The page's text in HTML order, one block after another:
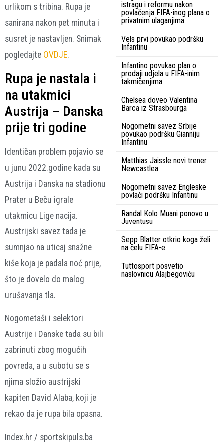
urlikom s tribina. Rupa je
sanirana nakon pet minuta i
susret je nastavljen. Snimak
pogledajte OVDJE.
Rupa je nastala i
na utakmici
Austrija – Danska
prije tri godine
Identičan problem pojavio se
u junu 2022.godine kada su
Austrija i Danska na stadionu
Prater u Beču igrale
utakmicu Lige nacija.
Austrijski savez tada je
sumnjao na uticaj snažne
kiše koja je padala noć prije,
što je dovelo do malog
urušavanja tla.
Nogometaši i selektori
Austrije i Danske tada su bili
zabrinuti zbog mogućih
povreda, a u subotu se s
njima složio austrijski
kapiten David Alaba, koji je
rekao da je rupa bila opasna.
Index.hr / sportskipuls.ba
istragu i reformu nakon
povlačenja FIFA-inog plana o
privatnim ulaganjima
Vels prvi povukao podršku
Infantinu
Infantino povukao plan o
prodaji udjela u FIFA-inim
takmičenjima
Chelsea doveo Valentina
Barca iz Strasbourga
Nogometni savez Srbije
povukao podršku Gianniju
Infantinu
Matthias Jaissle novi trener
Newcastlea
Nogometni savez Engleske
povlači podršku Infantinu
Randal Kolo Muani ponovo u
Juventusu
Sepp Blatter otkrio koga želi
na čelu FIFA-e
Tuttosport posvetio
naslovnicu Alajbegoviću